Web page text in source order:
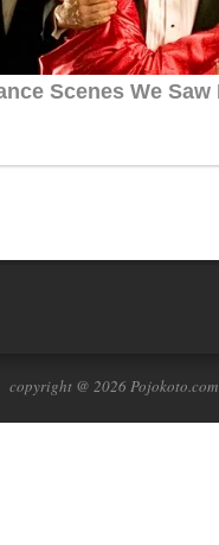
copyright @ 2026 Pojokoto.com